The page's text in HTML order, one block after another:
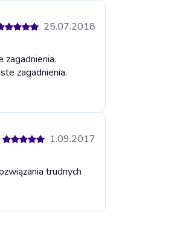
25.07.2018
zagadnienia.
1.09.2017
trudnych